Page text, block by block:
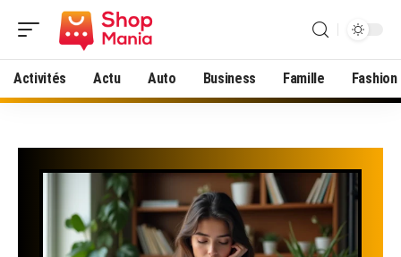
Activités Actu Auto Business Famille Fashion